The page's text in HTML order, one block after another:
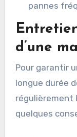
pannes
d’une
Pour garantir
longue durée
régulièrement
quelques